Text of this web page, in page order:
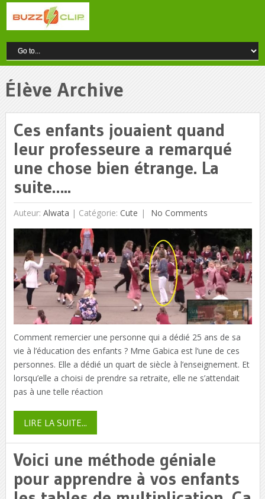
Élève Archive
Ces enfants jouaient quand
leur professeure a remarqué
une chose bien étrange. La
suite…..
Auteur: Alwata | Catégorie: Cute No Comments
Comment remercier une personne qui a dédié 25 ans de sa
vie à l’éducation des enfants ? Mme Gabica est l’une de ces
personnes. Elle a dédié un quart de siècle à l’enseignement. Et
lorsqu’elle a choisi de prendre sa retraite, elle ne s’attendait
pas à une telle réaction
LIRE LA SUITE...
Voici une méthode géniale
pour apprendre à vos enfants